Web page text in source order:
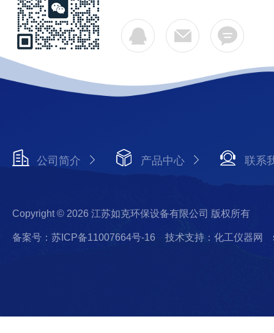
公司简介 产品中心 联系
Copyright © 2026 江苏如克环保设备有限公司 版权所有
备案号：苏ICP备11007664号-16 技术支持：化工仪器网